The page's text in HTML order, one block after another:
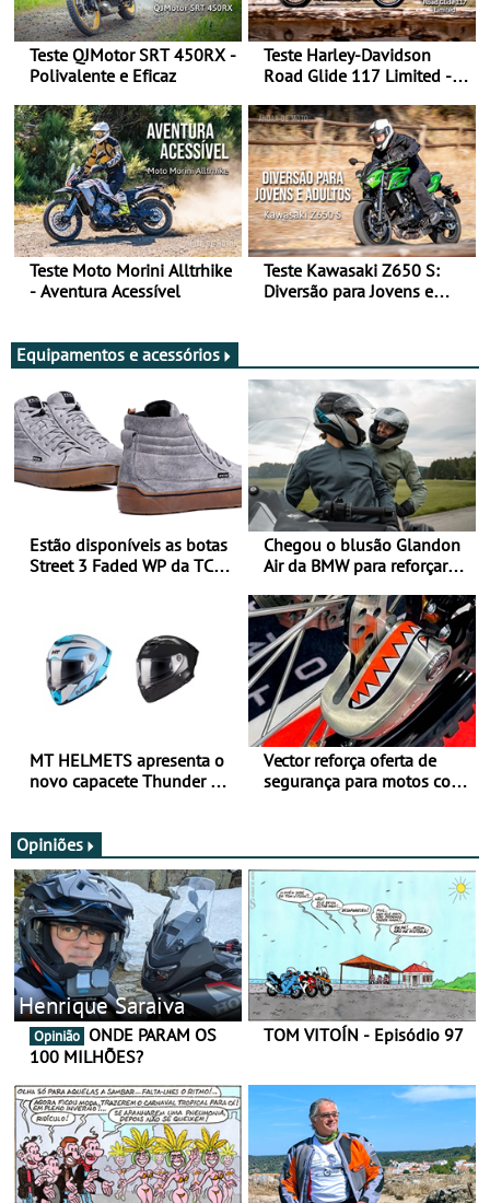
Teste QJMotor SRT 450RX -
Polivalente e Eficaz
Teste Harley-Davidson
Road Glide 117 Limited - A
Teste Moto Morini Alltrhike
- Aventura Acessível
Teste Kawasaki Z650 S:
Diversão para Jovens e
Equipamentos e acessórios
Estão disponíveis as botas
Street 3 Faded WP da TCX
Chegou o blusão Glandon
Air da BMW para reforçar
verão
MT HELMETS apresenta o
novo capacete Thunder 4 R
Vector reforça oferta de
segurança para motos com
Opiniões
Henrique Saraiva
Opinião
100 MILHÕES?
TOM VITOÍN - Episódio 97